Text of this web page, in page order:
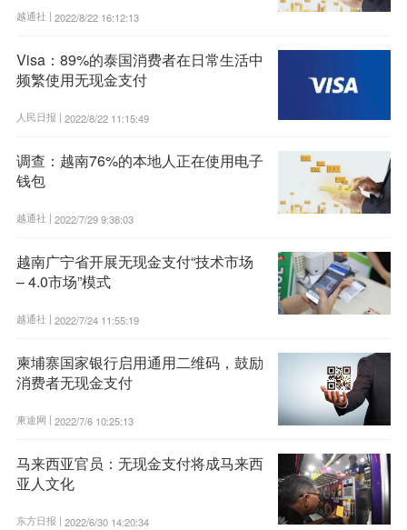
越通社 | 2022/8/22 16:12:13
Visa：89%的泰国消费者在日常生活中
频繁使用无现金支付
人民日报 | 2022/8/22 11:15:49
调查：越南76%的本地人正在使用电子
钱包
越通社 | 2022/7/29 9:38:03
越南广宁省开展无现金支付“技术市场
– 4.0市场”模式
越通社 | 2022/7/24 11:55:19
柬埔寨国家银行启用通用二维码，鼓励
消费者无现金支付
柬途网 | 2022/7/6 10:25:13
马来西亚官员：无现金支付将成马来西
亚人文化
东方日报 | 2022/6/30 14:20:34